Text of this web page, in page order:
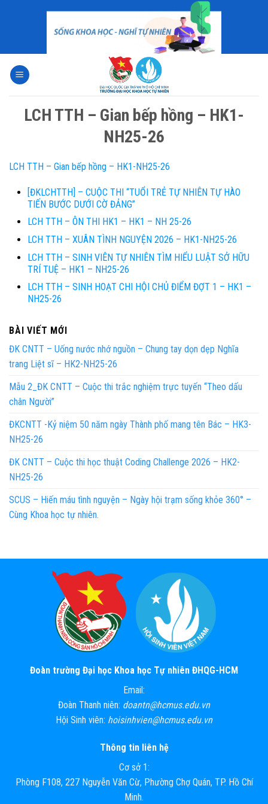
LCH TTH – Gian bếp hồng – HK1-
NH25-26
LCH TTH – Gian bếp hồng – HK1-NH25-26
[ĐKLCHTTH] – CUỘC THI “TUỔI TRẺ TỰ NHIÊN TỰ HÀO
TIẾN BƯỚC DƯỚI CỜ ĐẢNG”
LCH TTH – ÔN THI HK1 – HK1 – NH 25-26
LCH TTH – XUÂN TÌNH NGUYỆN 2026 – HK1-NH25-26
LCH TTH – SINH VIÊN TỰ NHIÊN TÌM HIỂU LUẬT SỞ HỮU
TRÍ TUỆ – HK1 – NH25-26
LCH TTH – SINH HOẠT CHI HỘI CHỦ ĐIỂM ĐỢT 1 – HK1 –
NH25-26
BÀI VIẾT MỚI
ĐK CNTT – Uống nước nhớ nguồn – Chung tay dọn dẹp Nghĩa
trang Liệt sĩ – HK2-NH25-26
Mẫu 2_ĐK CNTT – Cuộc thi trắc nghiệm trực tuyến “Theo dấu
chân Người”
ĐKCNTT -Kỷ niệm 50 năm ngày Thành phố mang tên Bác – HK3-
NH25-26
ĐK CNTT – Cuộc thi học thuật Coding Challenge 2026 – HK2-
NH25-26
SCUS – Hiến máu tình nguyện – Ngày hội trạm sống khỏe 360° –
Cùng Khoa học tự nhiên.
Đoàn trường Đại học Khoa học Tự nhiên ĐHQG-HCM
Email:
Đoàn Thanh niên: doantn@hcmus.edu.vn
Hội Sinh viên: hoisinhvien@hcmus.edu.vn
Thông tin liên hệ
Cơ sở 1:
Phòng F108, 227 Nguyễn Văn Cừ, Phường Chợ Quán, TP. Hồ Chí
Minh.